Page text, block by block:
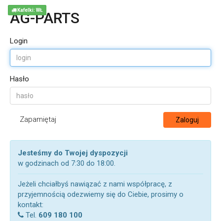
AG-PARTS
Login
Hasło
Zapamiętaj Zaloguj
Jesteśmy do Twojej dyspozycji
w godzinach od 7:30 do 18:00.
Jeżeli chciałbyś nawiązać z nami współpracę, z
przyjemnością odezwiemy się do Ciebie, prosimy o
kontakt:
Tel. 609 180 100
Kafelki: WŁ